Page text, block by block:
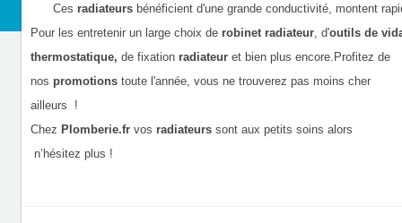
Ces radiateursbénéficient d'une grande conductivité, montent
Pour les entretenir un large choix de robinet radiateur, d'outils de
thermostatique, de fixation radiateur et bien plus encore.Profitez de
nos promotions toute l'année, vous ne trouverez pas moins cher
ailleurs
!
Chez Plomberie.fr vos radiateurssont aux petits soins alors
n’hésitez plus !